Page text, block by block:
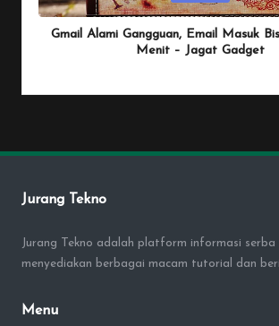
in
Gmail Alami Gangguan, Email Masuk
Menit – Jagat Gadget
Jurang Tekno
Jurang Tekno adalah platform informasi
menyediakan berbagai macam tutorial dan
Menu